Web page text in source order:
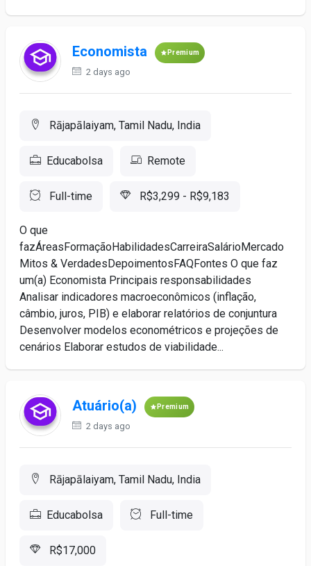
Economista Premium
2 days ago
Rājapālaiyam, Tamil Nadu, India
Educabolsa Remote
Full-time R$3,299 - R$9,183
O que
fazÁreasFormaçãoHabilidadesCarreiraSalárioMercado
Mitos & VerdadesDepoimentosFAQFontes O que faz
um(a) Economista Principais responsabilidades
Analisar indicadores macroeconômicos (inflação,
câmbio, juros, PIB) e elaborar relatórios de conjuntura
Desenvolver modelos econométricos e projeções de
cenários Elaborar estudos de viabilidade...
Atuário(a) Premium
2 days ago
Rājapālaiyam, Tamil Nadu, India
Educabolsa Full-time
R$17,000